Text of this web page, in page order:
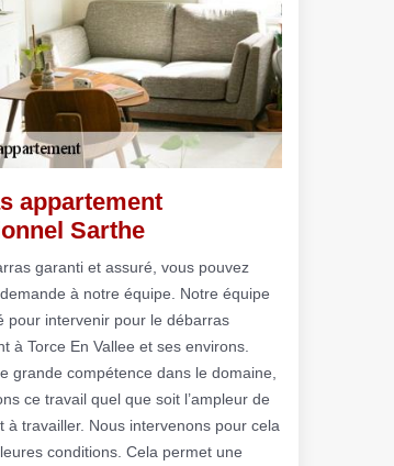
appartement
Sarthe
garanti et assuré, vous pouvez
à notre équipe. Notre équipe
pour intervenir pour le débarras
à Torce En Vallee et ses environs.
grande compétence dans le domaine,
ce travail quel que soit l’ampleur de
à travailler. Nous intervenons pour cela
conditions. Cela permet une